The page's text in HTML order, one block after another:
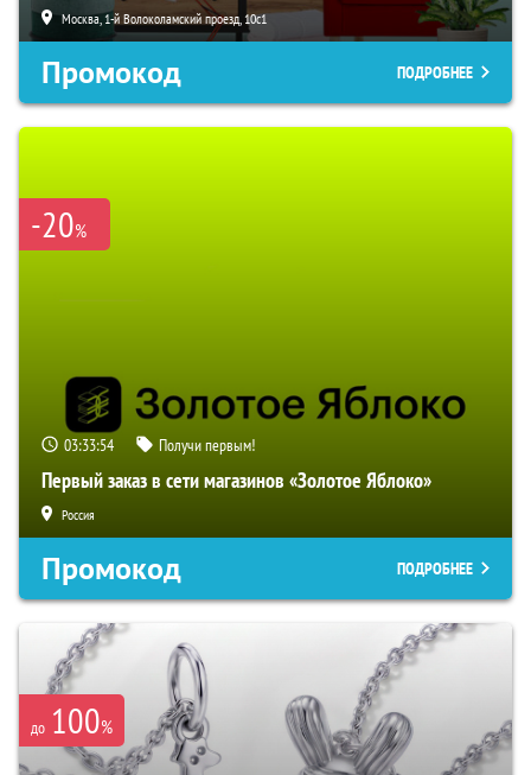
Москва, 1-й Волоколамский проезд, 10с1
Промокод ПОДРОБНЕЕ
-20%
03:33:53 Получи первым!
Первый заказ в сети магазинов «Золотое Яблоко»
Россия
Промокод ПОДРОБНЕЕ
до 100%